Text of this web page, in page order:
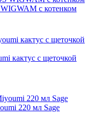
с котенком
кактус с щеточкой
220 мл Sage